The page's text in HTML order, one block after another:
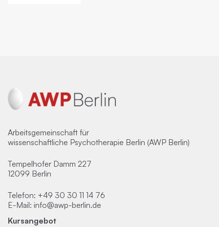
Arbeitsgemeinschaft für
wissenschaftliche Psychotherapie Berlin (AWP Berlin)
Tempelhofer Damm 227
12099 Berlin
Telefon: +49 30 30 11 14 76
E-Mail: info@awp-berlin.de
Kursangebot